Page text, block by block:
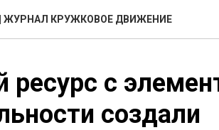
ЖУРНАЛ КРУЖКОВОЕ ДВИЖЕНИЕ
ресурс с
создали